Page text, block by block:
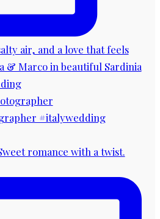
romance with a twist.